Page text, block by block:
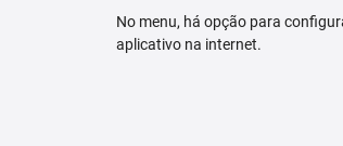
No menu, há opção para
aplicativo na internet.